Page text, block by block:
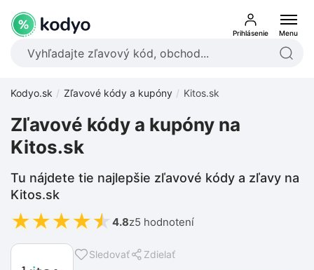
Prihlásenie Menu
Kodyo.sk Zľavové kódy a kupóny Kitos.sk
Sledovať Zdielať
Zľavové kódy a kupóny na
Kitos.sk
Tu nájdete tie najlepšie zľavové kódy a zľavy na
Kitos.sk
★★★★★ 4.8z5 hodnotení